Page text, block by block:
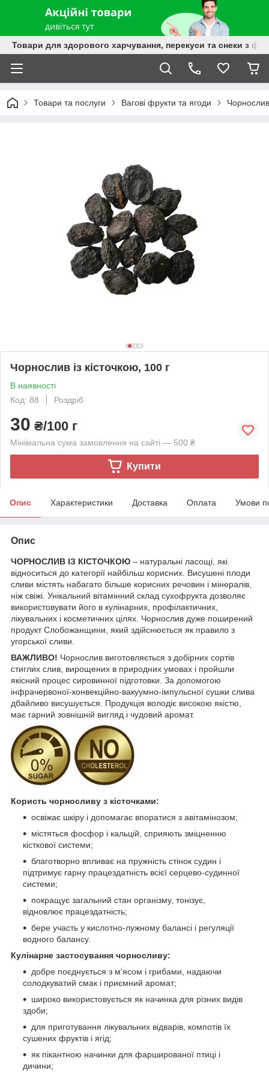
Товари для здорового харчування, перекуси та снеки з
Товари та послуги Вагові фрукти та ягоди Чорнослив
Чорнослив із кісточкою, 100 г
В наявності
Код: 88
Роздріб
30 ₴/100 г
Мінімальна сума замовлення на сайті — 500 ₴
Купити
Опис Характеристики Доставка Оплата Умови
Опис
ЧОРНОСЛИВ ІЗ КІСТОЧКОЮ – натуральні ласощі, які
відноситься до категорії найбільш корисних. Висушені плоди
сливи містять набагато більше корисних речовин і мінералів,
ніж свіжі. Унікальний вітамінний склад сухофрукта дозволяє
використовувати його в кулінарних, профілактичних,
лікувальних і косметичних цілях. Чорнослив дуже поширений
продукт Слобожанщини, який здійснюється як правило з
угорської сливи.
ВАЖЛИВО! Чорнослив виготовляється з добірних сортів
стиглих слив, вирощених в природних умовах і пройшли
якісний процес сировинної підготовки. За допомогою
інфрачервоної-конвекційно-вакуумно-імпульсної сушки слива
дбайливо висушується. Продукція володіє високою якістю,
має гарний зовнішній вигляд і чудовий аромат.
Користь чорносливу з кісточками:
освіжає шкіру і допомагає впоратися з авітамінозом;
містяться фосфор і кальцій, сприяють зміцненню
кісткової системи;
благотворно впливає на пружність стінок судин і
підтримує гарну працездатність всієї серцево-судинної
системи;
покращує загальний стан організму, тонізує,
відновлює працездатність;
бере участь у кислотно-лужному балансі і регуляції
водного балансу.
Кулінарне застосування чорносливу:
добре поєднується з м'ясом і грибами, надаючи
солодкуватий смак і приємний аромат;
широко використовується як начинка для різних видів
здоби;
для приготування лікувальних відварів, компотів їх
сушених фруктів і ягід;
як пікантною начинки для фаршированої птиці і
дичини;